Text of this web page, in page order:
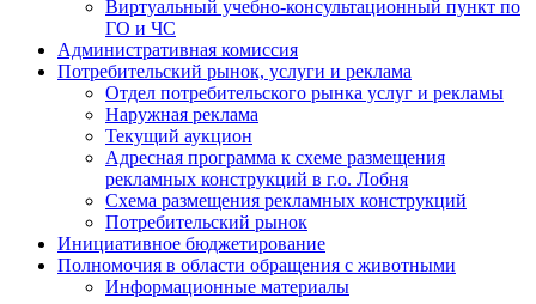
Виртуальный учебно-консультационный пункт по
ГО и ЧС
Административная комиссия
Потребительский рынок, услуги и реклама
Отдел потребительского рынка услуг и рекламы
Наружная реклама
Текущий аукцион
Адресная программа к схеме размещения
рекламных конструкций в г.о. Лобня
Схема размещения рекламных конструкций
Потребительский рынок
Инициативное бюджетирование
Полномочия в области обращения с животными
Информационные материалы